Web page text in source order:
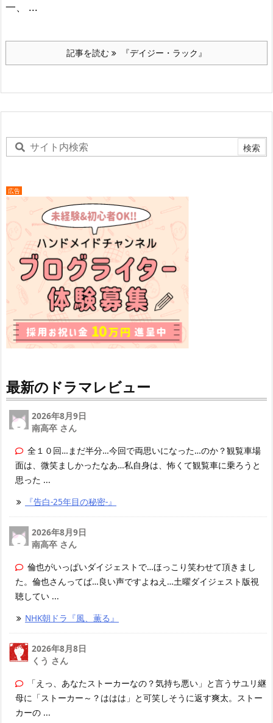
一、 ...
記事を読む 『デイジー・ラック』
広告
最新のドラマレビュー
2026年8月9日
南高卒 さん
全１０回…まだ半分…今回で両思いになった…のか？観覧車場
面は、微笑ましかったなあ…私自身は、怖くて観覧車に乗ろうと
思った ...
『告白-25年目の秘密-』
2026年8月9日
南高卒 さん
倫也がいっぱいダイジェストで…ほっこり笑わせて頂きまし
た。倫也さんってば…良い声ですよねえ…土曜ダイジェスト版視
聴してい ...
NHK朝ドラ『風、薫る』
2026年8月8日
くう さん
「えっ、あなたストーカーなの？気持ち悪い」と言うサユリ継
母に「ストーカー～？ははは」と可笑しそうに返す爽太。ストー
カーの ...